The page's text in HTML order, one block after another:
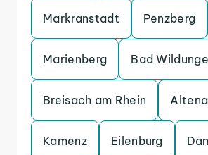
Markranstadt Penzberg
Marienberg Bad
Breisach am Rhein Altena
Kamenz Eilenburg